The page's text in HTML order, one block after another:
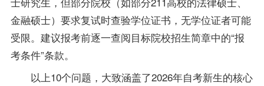
金融硕士）要求复试时查验学位证书，无学位证者可能
受限。建议报考前逐一查阅目标院校招生简章中的“报
考条件”条款。
以上10个问题，大致涵盖了2026年自考新生的核心